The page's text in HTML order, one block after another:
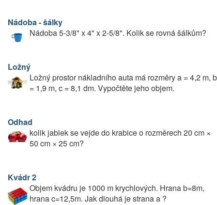
Nádoba - šálky
Nádoba 5-3/8" x 4" x 2-5/8". Kolik se rovná šálkům?
Ložný
Ložný prostor nákladního auta má rozměry a = 4,2 m, b
= 1,9 m, c = 8,1 dm. Vypočtěte jeho objem.
Odhad
kolik jablek se vejde do krabice o rozměrech 20 cm ×
50 cm × 25 cm?
Kvádr 2
Objem kvádru je 1000 m krychlových. Hrana b=8m,
hrana c=12,5m. Jak dlouhá je strana a ?